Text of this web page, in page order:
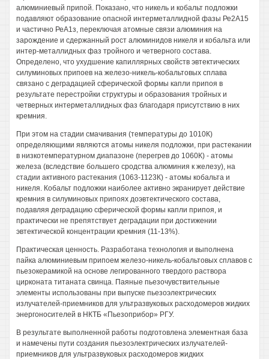
алюминиевый припой. Показано, что никель и кобальт подложки
подавляют образование опасной интерметаллидной фазы Ре2А15
и частично РеА1з, переключая атомные связи алюминия на
зарождение и сдержанный рост алюминидов никеля и кобальта или
интер-металлидных фаз тройного и четверного состава.
Определено, что ухудшение капиллярных свойств эвтектических
силуминовых припоев на железо-никель-кобальтовых сплава
связано с деградацией сферической формы капли припоя в
результате перестройки структуры и образования тройных и
четверных интерметаллидных фаз благодаря присутствию в них
кремния.
При этом на стадии смачивания (температуры до 1010К)
определяющими являются атомы никеля подложки, при растекании
в низкотемпературном диапазоне (перегрев до 1060К) - атомы
железа (вследствие большего сродства алюминия к железу), на
стадии активного растекания (1063-1123К) - атомы кобальта и
никеля. Кобальт подложки наиболее активно экранирует действие
кремния в силуминовых припоях доэвтектического состава,
подавляя деградацию сферической формы капли припоя, и
практически не препятствует деградации при достижении
эвтектической концентрации кремния (11-13%).
Практическая ценность. Разработана технология и выполнена
пайка алюминиевым припоем железо-никель-кобальтовых сплавов с
пьезокерамикой на основе легированного твердого раствора
цирконата титаната свинца. Паяные пьезочувствительные
элементы использованы при выпуске пьезоэлектрических
излучателей-приемников для ультразвуковых расходомеров жидких
энергоносителей в НКТБ «Пьезоприбор» РГУ.
В результате выполненной работы подготовлена элементная база
и намечены пути создания пьезоэлектрических излучателей-
приемников для ультразвуковых расходомеров жидких